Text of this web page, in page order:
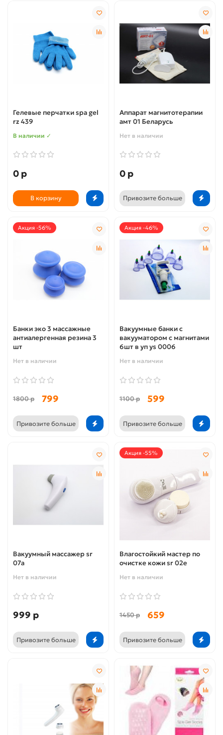
Гелевые перчатки spa gel
rz 439
В наличии ✓
0 р
В корзину
Аппарат магнитотерапии
амт 01 Беларусь
Нет в наличии
0 р
Привозите больше
Акция -56%
Банки эко 3 массажные
антиалергенная резина 3
шт
Нет в наличии
1800 р 799
Привозите больше
Акция -46%
Вакуумные банки с
вакууматором с магнитами
6шт в уп ys 0006
Нет в наличии
1100 р 599
Привозите больше
Вакуумный массажер sr
07a
Нет в наличии
999 р
Привозите больше
Акция -55%
Влагостойкий мастер по
очистке кожи sr 02e
Нет в наличии
1450 р 659
Привозите больше